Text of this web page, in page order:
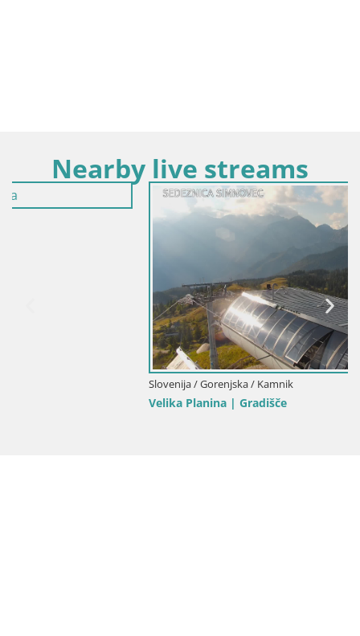
Nearby live streams
Slovenija / Gorenjska / Kamnik
Velika Planina | Gradišče